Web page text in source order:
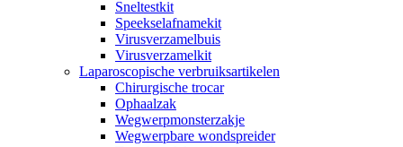
Sneltestkit
Speekselafnamekit
Virusverzamelbuis
Virusverzamelkit
Laparoscopische verbruiksartikelen
Chirurgische trocar
Ophaalzak
Wegwerpmonsterzakje
Wegwerpbare wondspreider